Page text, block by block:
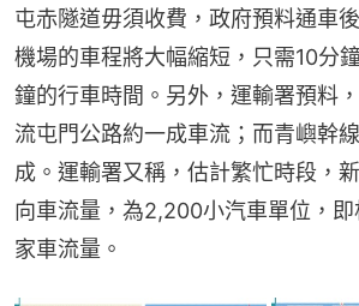
屯赤隧道毋須收費，政府預料通車
機場的車程將大幅縮短，只需10分
鐘的行車時間。另外，運輸署預料
流屯門公路約一成車流；而青嶼幹
成。運輸署又稱，估計繁忙時段，
向車流量，為2,200小汽車單位，
家車流量。